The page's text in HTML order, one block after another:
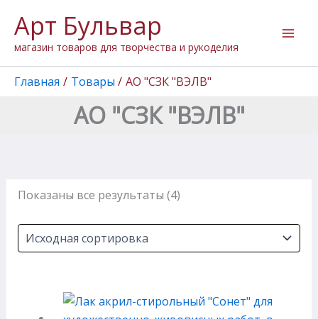
содержимому
Арт Бульвар
магазин товаров для творчества и рукоделия
Главная Товары АО "СЗК "ВЭЛВ"
АО "СЗК "ВЭЛВ"
Показаны все результаты (4)